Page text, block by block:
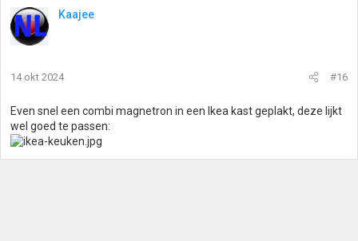
Kaajee
14 okt 2024 #16
Even snel een combi magnetron in een Ikea kast geplakt, deze lijkt
wel goed te passen: